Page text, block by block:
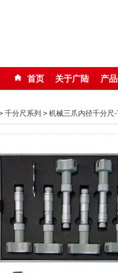
首页 关于广陆 产
千分尺系列 > 机械三爪内径千分尺-